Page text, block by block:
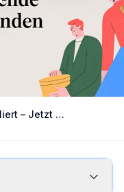
wohnung hannover möbliert – Jetzt passende Wohnung finden